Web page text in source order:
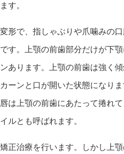
す。
形で、指しゃぶりや爪噛みの
す。上顎の前歯部分だけが下
あります。上顎の前歯は強く
ーンと口が開いた状態になり
は上顎の前歯にあたって捲れ
ルとも呼ばれます。
正治療を行います。しかし上